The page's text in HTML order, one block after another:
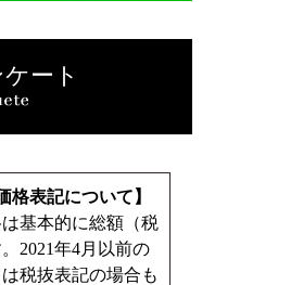
ート
格表記について】
基本的に総額（税
2021年4月以前の
税抜表記の場合も